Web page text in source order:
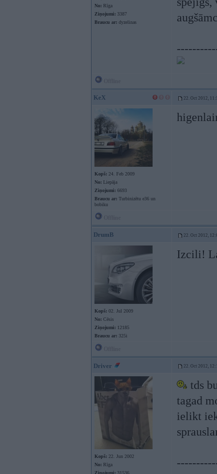
No: Rīga
Ziņojumi: 3387
Braucu ar: dyzelinas
KeX 22. Oct 2012,
Kopš: 24. Feb 2009
No: Liepāja
Ziņojumi: 6693
Braucu ar: Turbinizētu e36 un
bobiku
DrumB 22. Oct 2012,
Kopš: 02. Jul 2009
No: Cēsis
Ziņojumi: 12185
Braucu ar: 325i
Izcili!
Driver 22. Oct 2012,
Kopš: 22. Jun 2002
No: Rīga
Ziņojumi: 31536
tds
tagad
ielikt